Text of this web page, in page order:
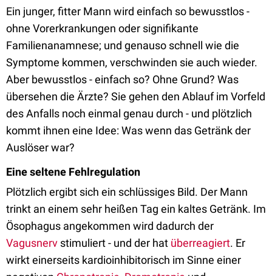
Ein junger, fitter Mann wird einfach so bewusstlos -
ohne Vorerkrankungen oder signifikante
Familienanamnese; und genauso schnell wie die
Symptome kommen, verschwinden sie auch wieder.
Aber bewusstlos - einfach so? Ohne Grund? Was
übersehen die Ärzte? Sie gehen den Ablauf im Vorfeld
des Anfalls noch einmal genau durch - und plötzlich
kommt ihnen eine Idee: Was wenn das Getränk der
Auslöser war?
Eine seltene Fehlregulation
Plötzlich ergibt sich ein schlüssiges Bild. Der Mann
trinkt an einem sehr heißen Tag ein kaltes Getränk. Im
Ösophagus angekommen wird dadurch der
Vagusnerv stimuliert - und der hat überreagiert. Er
wirkt einerseits kardioinhibitorisch im Sinne einer